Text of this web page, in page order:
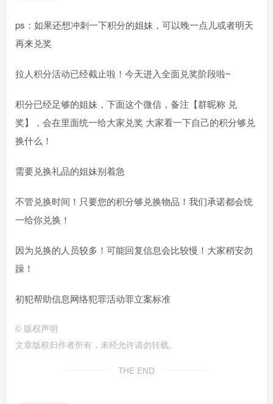
ps：如果还想冲刺一下积分的姐妹，可以晚一点儿或者明天
再来兑奖
拉人积分活动已经截止啦！今天进入全面兑奖阶段啦~
积分已经足够的姐妹，下面这个微信，备注【群昵称 兑
奖】，会在里面统一给大家兑奖 大家看一下自己的积分够兑
换什么！
需要兑换礼品的姐妹别着急
不管兑换时间！只要您的积分够兑换物品！我们承诺都会统
一给你兑换！
因为兑换的人员较多！可能回复信息会比较慢！大家稍安勿
躁！
初犯帮助信息网络犯罪活动罪立案标准
© 版权声明
文章版权归作者所有，未经允许请勿转载。
THE END